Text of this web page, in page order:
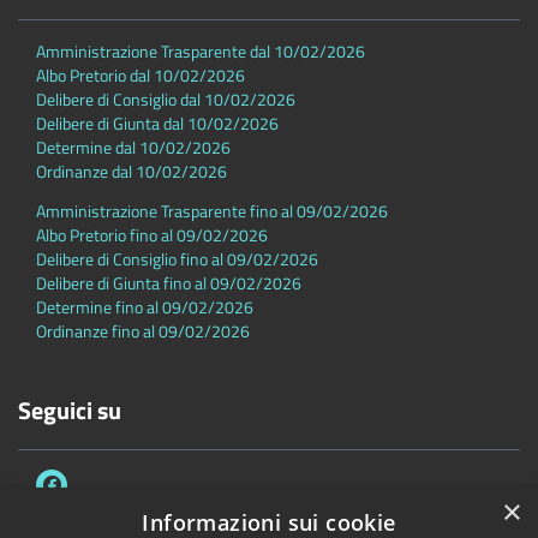
Amministrazione Trasparente dal 10/02/2026
Albo Pretorio dal 10/02/2026
Delibere di Consiglio dal 10/02/2026
Delibere di Giunta dal 10/02/2026
Determine dal 10/02/2026
Ordinanze dal 10/02/2026
Amministrazione Trasparente fino al 09/02/2026
Albo Pretorio fino al 09/02/2026
Delibere di Consiglio fino al 09/02/2026
Delibere di Giunta fino al 09/02/2026
Determine fino al 09/02/2026
Ordinanze fino al 09/02/2026
Seguici su
×
Informazioni sui cookie